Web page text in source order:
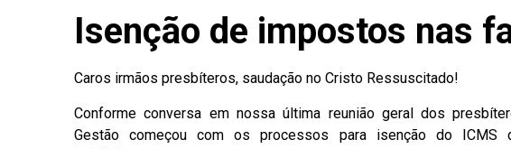
Isenção de impostos nas
Caros irmãos presbíteros, saudação no Cristo Ressuscitado!
Conforme conversa em nossa última reunião geral dos
Gestão começou com os processos para isenção do ICMS